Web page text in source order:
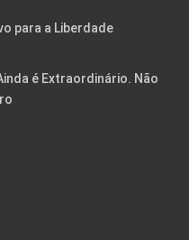
para a Liberdade
é Extraordinário. Não